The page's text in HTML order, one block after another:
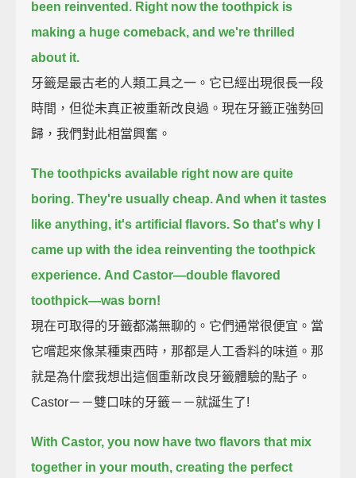
been reinvented. Right now the toothpick is
making a huge comeback, and we're thrilled
about it.
牙籤是最古老的人類工具之一。它已經出現很長一段
時間，但從未真正被重新改良過。現在牙籤正強勢回
歸，我們對此相當興奮。
The toothpicks available right now are quite
boring. They're usually cheap. And when it tastes
like anything, it's artificial flavors. So that's why I
came up with the idea reinventing the toothpick
experience. And Castor—double flavored
toothpick—was born!
現在可取得的牙籤都滿無聊的。它們通常很便宜。當
它嚐起來像某種東西時，那都是人工香料的味道。那
就是為什麼我想出這個重新改良牙籤體驗的點子。
Castor－－雙口味的牙籤－－就誕生了!
With Castor, you now have two flavors that mix
together in your mouth, creating the perfect